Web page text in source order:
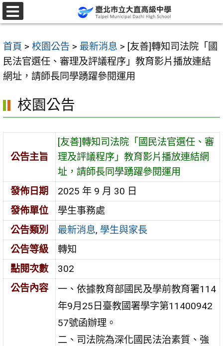
跳
至
要
內
容
首頁 > 校園公告 > 最新消息 > [友善]轉知司法院「國
民法官選任、審理及評議程序」教育影片播放連結
網址，請師長同學踴躍參閱運用
校園公告
公告主旨
[友善]轉知司法院「國民法官選任、審
理及評議程序」教育影片播放連結網
址，請師長同學踴躍參閱運用
發佈日期
2025 年 9 月 30 日
發佈單位
學生事務處
公告類別
最新消息, 學生與家長
公告等級
轉知
點閱次數
302
公告內容
一、依據教育部國民及學前教育署114
年9月25日臺教國署學字第11400942
57號函辦理。
二、司法院為深化國民法治素質、強
選
單